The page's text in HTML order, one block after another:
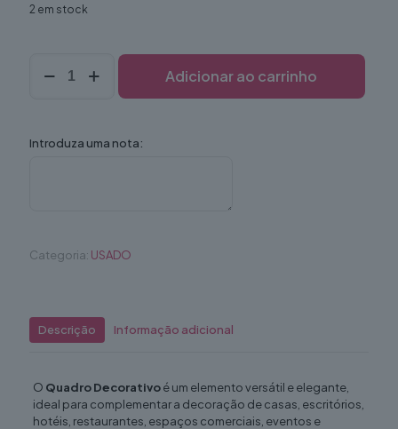
2 em stock
Adicionar ao carrinho
Introduza uma nota:
Categoria: USADO
Descrição Informação adicional
O Quadro Decorativoé um elemento versátil e elegante,
ideal para complementar a decoração de casas, escritórios,
hotéis, restaurantes, espaços comerciais, eventos e